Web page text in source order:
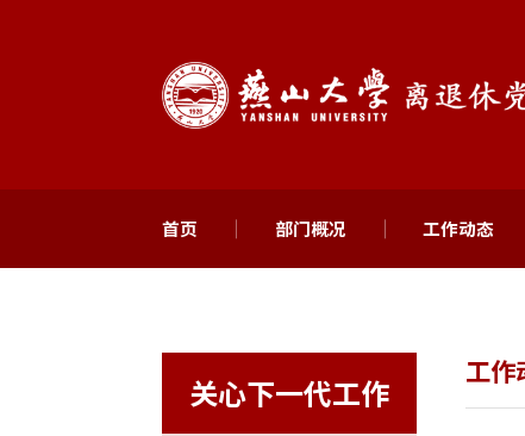
首页 部门概况 工作动态
关心下一代工作
工作